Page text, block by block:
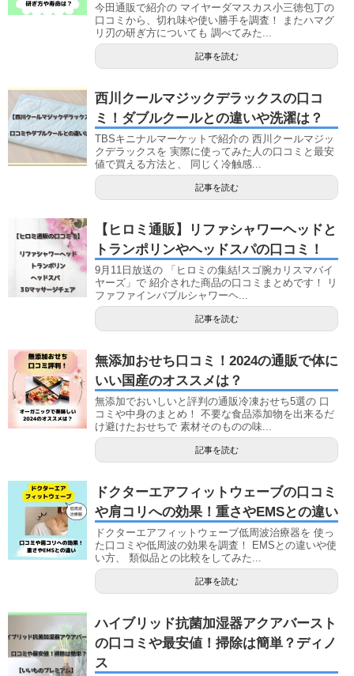
今田通販で紹介の マイヤーダマスカス小三徳包丁の
口コミから、切れ味や使い勝手を調査！ またハマグ
リ刃の研ぎ方についても 調べてみた...
記事を読む
西川クールマジックデラックスの口コ
ミ！ダブルクールとの違いや洗濯は？
TBSキニナルマーケットで紹介の 西川クールマジッ
クデラックスを 実際に使ってみた人の口コミと最安
値で買える方法と、 同じく冷触感...
記事を読む
【ヒロミ通販】リファシャワーヘッドと
トランポリンやヘッドスパの口コミ！
9月11日放送の 「ヒロミの集結!スゴ腕カリスマバイ
ヤーズ」で 紹介された商品の口コミまとめです！ リ
ファファインバブルシャワーヘ...
記事を読む
無添加おせち口コミ！2024の通販で体に
いい国産のオススメは？
無添加でおいしいと評判の通販冷凍おせち5選の 口
コミや中身のまとめ！ 不要な食品添加物を出来るだ
け避けたおせちで 素材そのものの味...
記事を読む
ドクターエアフィットウェーブの口コミ
や肩コリへの効果！重さやEMSとの違い
ドクターエアフィットウェーブ低周波治療器を 使っ
た口コミや低周波の効果を調査！ EMSとの違いや使
い方、 類似品との比較をしてみた...
記事を読む
ハイブリッド抗菌加湿器アクアバースト
の口コミや最安値！掃除は簡単？ディノ
ス